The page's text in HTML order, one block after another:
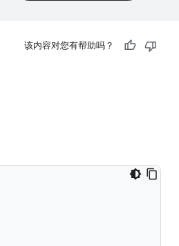
该内容对您有帮助吗？